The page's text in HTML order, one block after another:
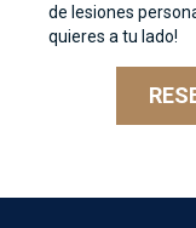
financieros,
Cardinal por sus